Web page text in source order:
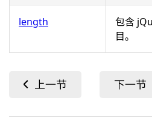
length
包含
目。